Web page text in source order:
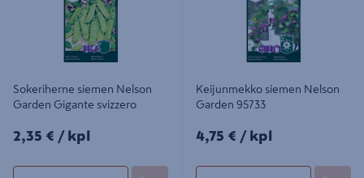
Sokeriherne siemen Nelson
Garden Gigante svizzero
2,35€/kpl
2,35 € / kpl
Keijunmekko siemen Nelson
Garden 95733
4,75€/kpl
4,75 € / kpl